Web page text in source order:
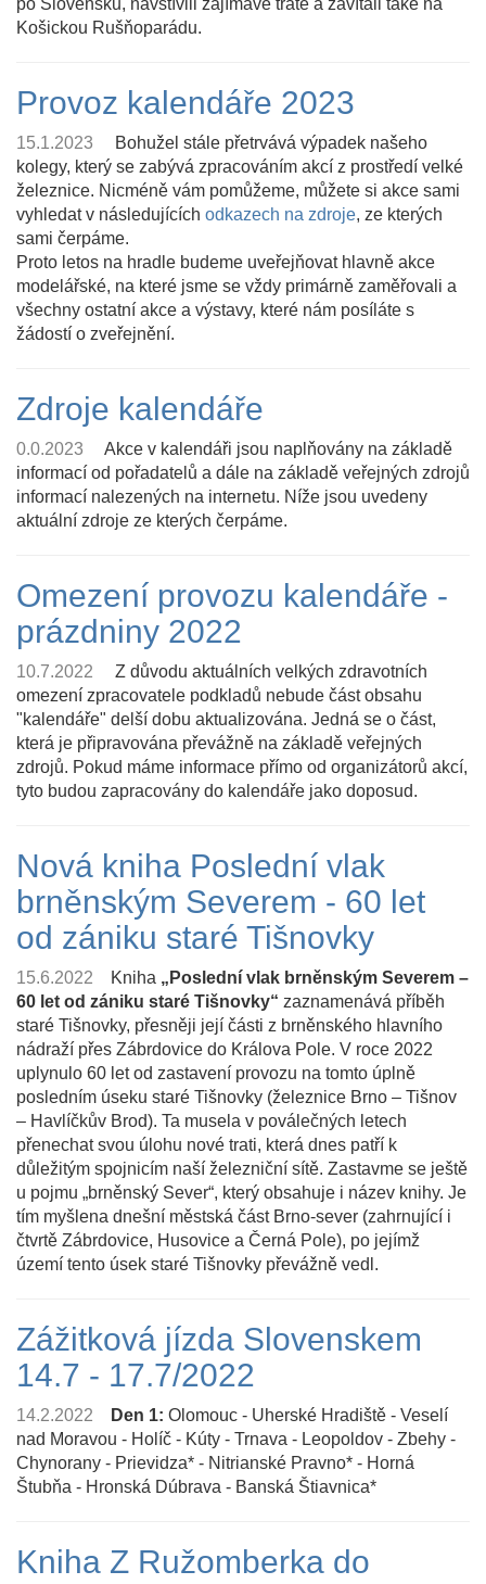
po Slovensku, navštívili zajímavé tratě a zavítali také na
Košickou Rušňoparádu.
Provoz kalendáře 2023
15.1.2023
Bohužel stále přetrvává výpadek našeho
kolegy, který se zabývá zpracováním akcí z prostředí velké
železnice. Nicméně vám pomůžeme, můžete si akce sami
vyhledat v následujících odkazech na zdroje, ze kterých
sami čerpáme.
Proto letos na hradle budeme uveřejňovat hlavně akce
modelářské, na které jsme se vždy primárně zaměřovali a
všechny ostatní akce a výstavy, které nám posíláte s
žádostí o zveřejnění.
Zdroje kalendáře
0.0.2023
Akce v kalendáři jsou naplňovány na základě
informací od pořadatelů a dále na základě veřejných zdrojů
informací nalezených na internetu. Níže jsou uvedeny
aktuální zdroje ze kterých čerpáme.
Omezení provozu kalendáře -
prázdniny 2022
10.7.2022
Z důvodu aktuálních velkých zdravotních
omezení zpracovatele podkladů nebude část obsahu
"kalendáře" delší dobu aktualizována. Jedná se o část,
která je připravována převážně na základě veřejných
zdrojů. Pokud máme informace přímo od organizátorů akcí,
tyto budou zapracovány do kalendáře jako doposud.
Nová kniha Poslední vlak
brněnským Severem - 60 let
od zániku staré Tišnovky
15.6.2022 Kniha „Poslední vlak brněnským Severem –
60 let od zániku staré Tišnovky“ zaznamenává příběh
staré Tišnovky, přesněji její části z brněnského hlavního
nádraží přes Zábrdovice do Králova Pole. V roce 2022
uplynulo 60 let od zastavení provozu na tomto úplně
posledním úseku staré Tišnovky (železnice Brno – Tišnov
– Havlíčkův Brod). Ta musela v poválečných letech
přenechat svou úlohu nové trati, která dnes patří k
důležitým spojnicím naší železniční sítě. Zastavme se ještě
u pojmu „brněnský Sever“, který obsahuje i název knihy. Je
tím myšlena dnešní městská část Brno­‐sever (zahrnující i
čtvrtě Zábrdovice, Husovice a Černá Pole), po jejímž
území tento úsek staré Tišnovky převážně vedl.
Zážitková jízda Slovenskem
14.7 - 17.7/2022
14.2.2022 Den 1: Olomouc - Uherské Hradiště - Veselí
nad Moravou - Holíč - Kúty - Trnava - Leopoldov - Zbehy -
Chynorany - Prievidza* - Nitrianské Pravno* - Horná
Štubňa - Hronská Dúbrava - Banská Štiavnica*
Kniha Z Ružomberka do